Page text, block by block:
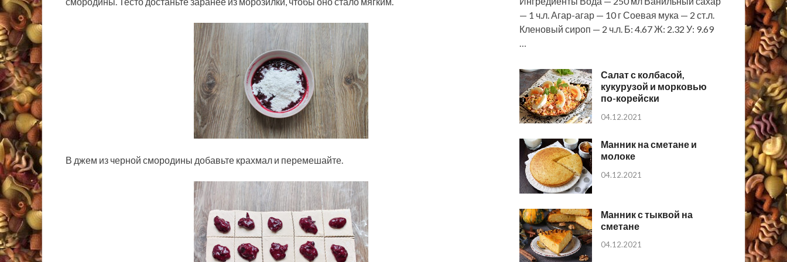
В джем из черной смородины добавьте крахмал и перемешайте.
— 1 ч.л. Агар-агар — 10 г Соевая мука — 2 ст.л.
Кленовый сироп — 2 ч.л. Б: 4.67 Ж: 2.32 У: 9.69
…
Салат с колбасой,
кукурузой и морковью
по-корейски
04.12.2021
Манник на сметане и
молоке
04.12.2021
Манник с тыквой на
сметане
04.12.2021